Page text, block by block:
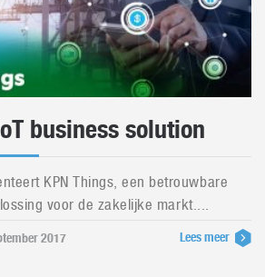
business solution
KPN Things, een betrouwbare
voor de zakelijke markt....
2017 Lees meer